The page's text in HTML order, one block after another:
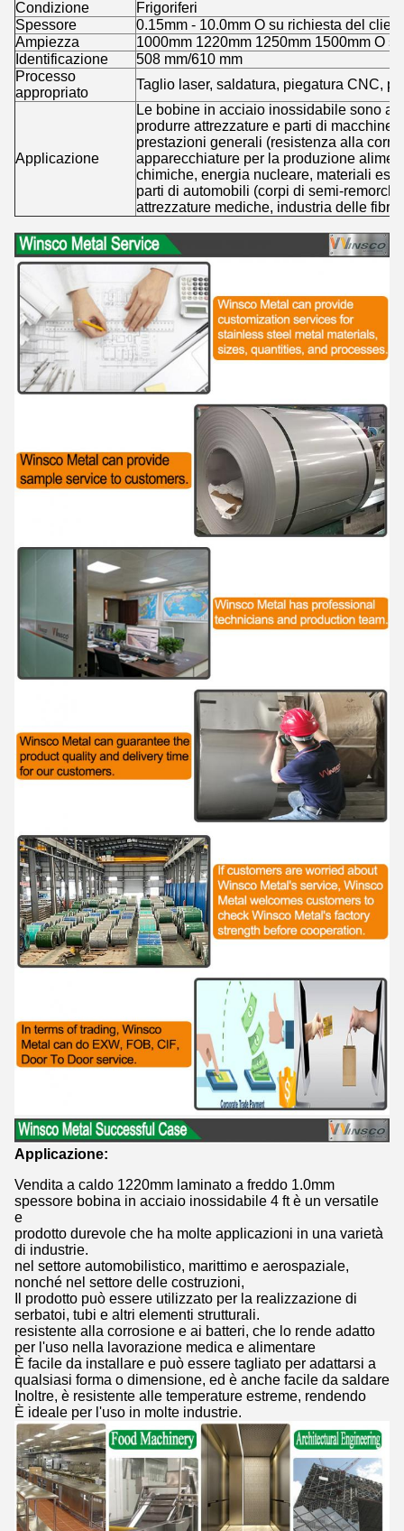
Condizione
Frigoriferi
Spessore
0.15mm - 10.0mm O su richiesta del
Ampiezza
1000mm 1220mm 1250mm 1500mm O
Identificazione
508 mm/610 mm
Processo
appropriato
Taglio laser, saldatura, piegatura CNC,
Applicazione
Le bobine in acciaio inossidabile sono
produrre attrezzature e parti di macchine
prestazioni generali (resistenza alla
apparecchiature per la produzione
chimiche, energia nucleare, materiali
parti di automobili (corpi di semi-
attrezzature mediche, industria delle fibre
Applicazione:
Vendita a caldo 1220mm laminato a freddo 1.0mm
spessore bobina in acciaio inossidabile 4 ft è un versatile
e
prodotto durevole che ha molte applicazioni in una varietà
di industrie.
nel settore automobilistico, marittimo e aerospaziale,
nonché nel settore delle costruzioni,
Il prodotto può essere utilizzato per la realizzazione di
serbatoi, tubi e altri elementi strutturali.
resistente alla corrosione e ai batteri, che lo rende adatto
per l'uso nella lavorazione medica e alimentare
È facile da installare e può essere tagliato per adattarsi a
qualsiasi forma o dimensione, ed è anche facile da saldare
Inoltre, è resistente alle temperature estreme, rendendo
È ideale per l'uso in molte industrie.